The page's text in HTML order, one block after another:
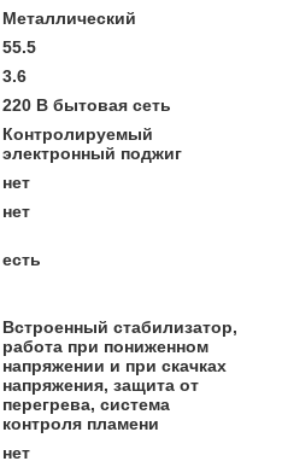
Металлический
55.5
3.6
220 В бытовая сеть
Контролируемый
электронный поджиг
нет
нет
есть
Встроенный стабилизатор,
работа при пониженном
напряжении и при скачках
напряжения, защита от
перегрева, система
контроля пламени
нет